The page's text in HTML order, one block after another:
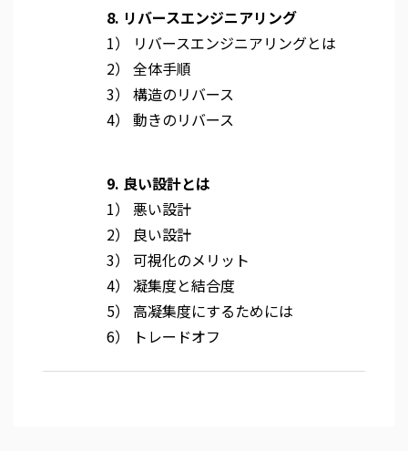
8. リバースエンジニアリング
1） リバースエンジニアリングとは
2） 全体手順
3） 構造のリバース
4） 動きのリバース
9. 良い設計とは
1） 悪い設計
2） 良い設計
3） 可視化のメリット
4） 凝集度と結合度
5） 高凝集度にするためには
6） トレードオフ